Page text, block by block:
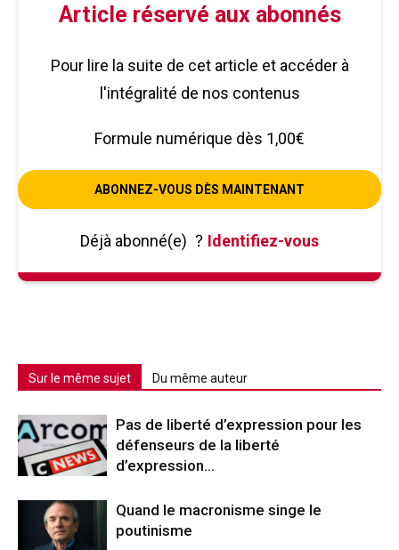
Article réservé aux abonnés
Pour lire la suite de cet article et accéder à
l'intégralité de nos contenus
Formule numérique dès 1,00€
ABONNEZ-VOUS DÈS MAINTENANT
Déjà abonné(e) ? Identifiez-vous
Sur le même sujet Du même auteur
Pas de liberté d’expression pour les
défenseurs de la liberté
d’expression…
Quand le macronisme singe le
poutinisme